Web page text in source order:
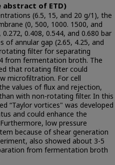
of ETD)
(6.5, 15, and 20 g/1), the
(0, 500, 1000. 1500, and
0.408, 0.544, and 0.680 bar
of annular gap (2.65, 4.25, and
filter for separating
from fermentation broth. The
that rotating filter could
microfiltration. For cell
values of flux and rejection,
with non-rotating filter. In this
“Taylor vortices" was developed
and could enhance the
low pressure
because of shear generation
also showed about 3-5
from fermentation broth